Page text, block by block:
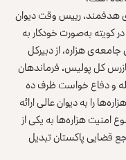
هدفمند، رییس وقت دیوان
کویته به‌صورت خودکار به
هزاره، از دبیرکل
کل پولیس، فرماندهان
و دفاع خواست ظرف ده
را به دیوان عالی ارائه
امنیت هزاره‌ها به یکی از
قضایی پاکستان تبدیل